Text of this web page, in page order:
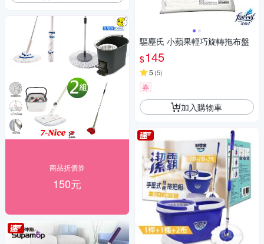
商品折價券
150元
驅塵氏 小蘋果輕巧旋轉拖布盤
$145
5 (5)
券
加入購物車